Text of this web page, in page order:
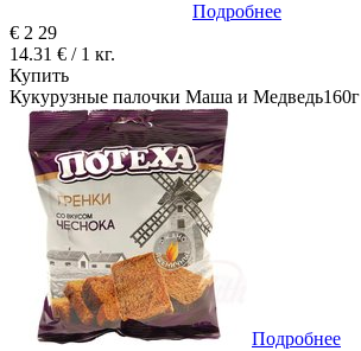
Подробнее
€ 2 29
14.31 € / 1 кг.
Купить
Кукурузные палочки Маша и Медведь160г
Подробнее